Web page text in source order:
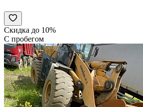
Скидка до 10%
С пробегом